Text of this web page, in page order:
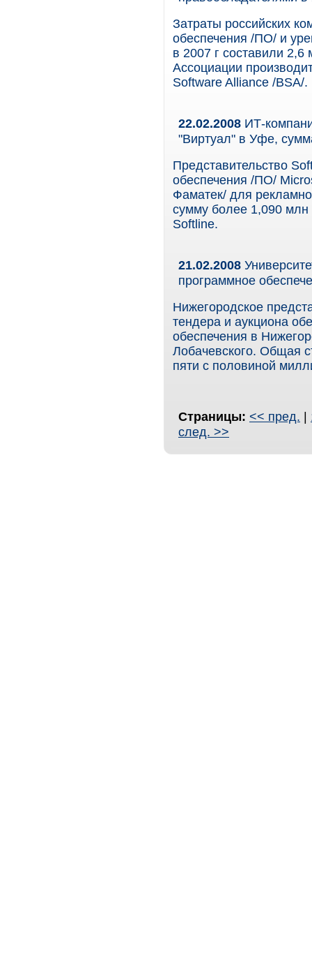
Затраты российских
обеспечения /ПО/ и
в 2007 г составили
Ассоциации
Software Alliance /BSA/.
22.02.2008 ИТ-
"Виртуал" в Уфе,
Представительство
обеспечения /ПО/
Фаматек/ для
сумму более 1,090
Softline.
21.02.2008
программное
Нижегородское
тендера и аукциона
обеспечения в
Лобачевского. Общая
пяти с половиной
Страницы: << пред. |
след. >>